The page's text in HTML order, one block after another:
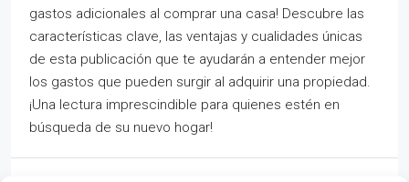
gastos adicionales al comprar una casa! Descubre las
características clave, las ventajas y cualidades únicas
de esta publicación que te ayudarán a entender mejor
los gastos que pueden surgir al adquirir una propiedad.
¡Una lectura imprescindible para quienes estén en
búsqueda de su nuevo hogar!